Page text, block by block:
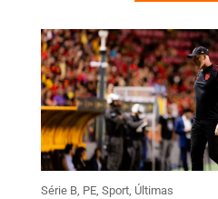
Série B, PE, Sport, Últimas